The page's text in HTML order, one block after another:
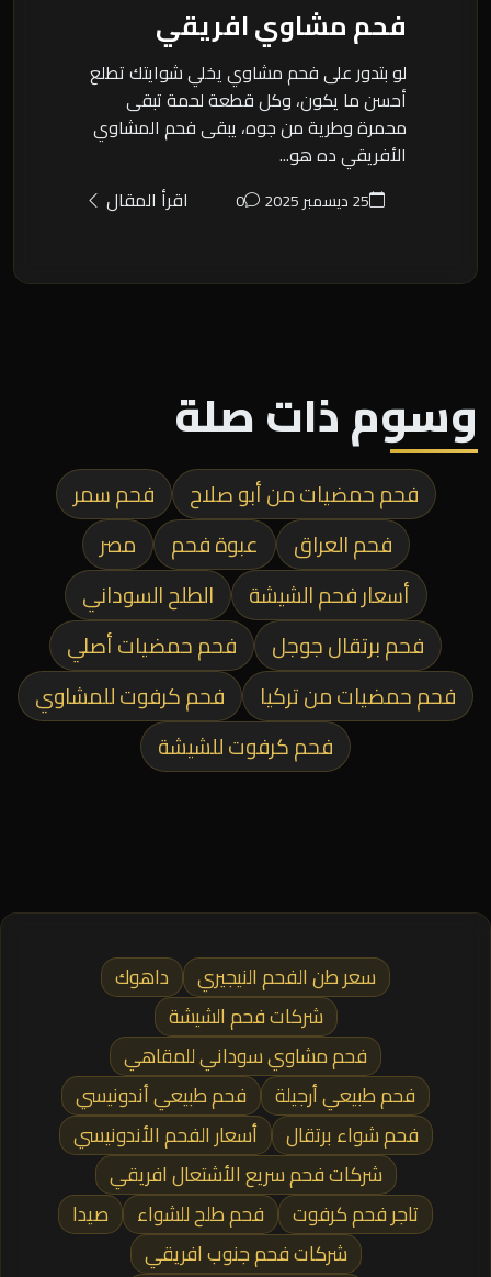
فحم مشاوي افريقي
لو بتدور على فحم مشاوي يخلي شوايتك تطلع
أحسن ما يكون، وكل قطعة لحمة تبقى
محمرة وطرية من جوه، يبقى فحم المشاوي
الأفريقي ده هو...
25 ديسمبر 2025 0 اقرأ المقال
وسوم ذات صلة
فحم حمضيات من أبو صلاح
فحم سمر
فحم العراق
عبوة فحم
مصر
أسعار فحم الشيشة
الطلح السوداني
فحم برتقال جوجل
فحم حمضيات أصلي
فحم حمضيات من تركيا
فحم كرفوت للمشاوي
فحم كرفوت للشيشة
سعر طن الفحم النيجيري
داهوك
شركات فحم الشيشة
فحم مشاوي سوداني للمقاهي
فحم طبيعي أرجيلة
فحم طبيعي أندونيسي
فحم شواء برتقال
أسعار الفحم الأندونيسي
شركات فحم سريع الأشتعال افريقي
تاجر فحم كرفوت
فحم طلح للشواء
صيدا
شركات فحم جنوب افريقي